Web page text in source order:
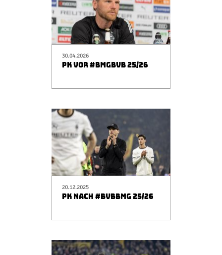
30.04.2026
PK VOR #BMGBVB 25/26
20.12.2025
PK NACH #BVBBMG 25/26